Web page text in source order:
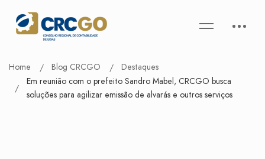
Home Blog CRCGO
Destaques
Em reunião com o prefeito Sandro Mabel, CRCGO busca
soluções para agilizar emissão de alvarás e outros serviços